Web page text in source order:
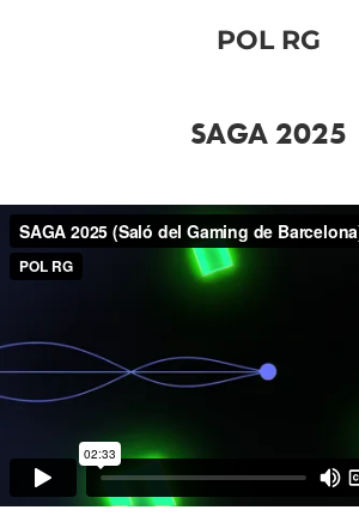
POL RG
SAGA 2025